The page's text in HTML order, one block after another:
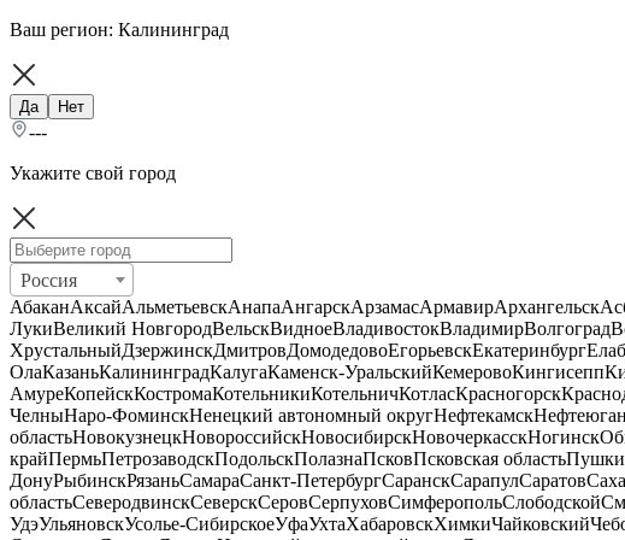
Ваш регион: Калининград
Да Нет
---
Укажите свой город
Россия
АбаканАксайАльметьевскАнапаАнгарскАрзамасАрмавирАрхангельск
ЛукиВеликий НовгородВельскВидноеВладивостокВладимирВолгоград
ХрустальныйДзержинскДмитровДомодедовоЕгорьевскЕкатеринбург
ОлаКазаньКалининградКалугаКаменск-УральскийКемеровоКингисепп
АмуреКопейскКостромаКотельникиКотельничКотласКрасногорск
ЧелныНаро-ФоминскНенецкий автономный округНефтекамск
областьНовокузнецкНовороссийскНовосибирскНовочеркасскНогинск
крайПермьПетрозаводскПодольскПолазнаПсковПсковская область
ДонуРыбинскРязаньСамараСанкт-ПетербургСаранскСарапулСаратов
областьСеверодвинскСеверскСеровСерпуховСимферопольСлободской
УдэУльяновскУсолье-СибирскоеУфаУхтаХабаровскХимкиЧайковский